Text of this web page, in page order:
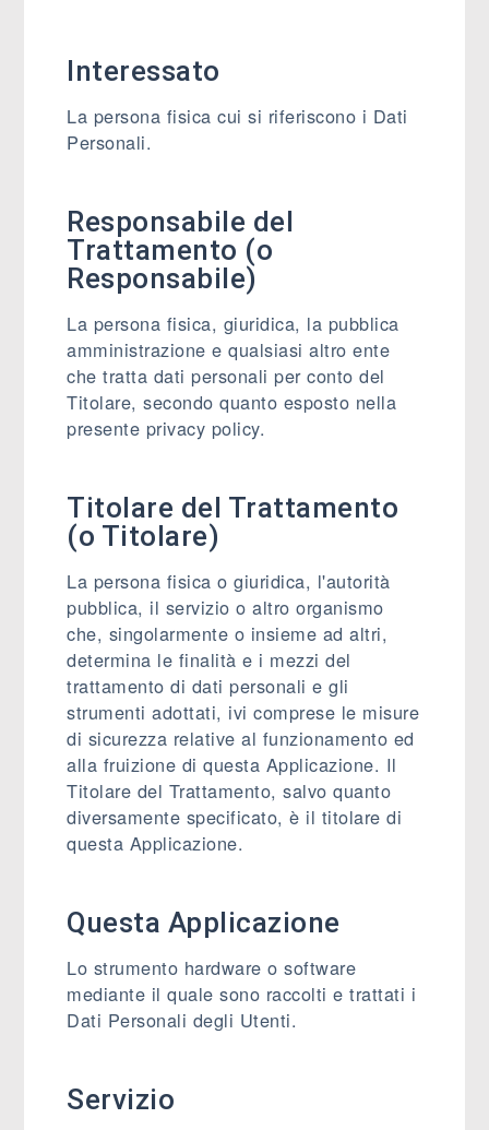
Interessato
La persona fisica cui si riferiscono i Dati
Personali.
Responsabile del
Trattamento (o
Responsabile)
La persona fisica, giuridica, la pubblica
amministrazione e qualsiasi altro ente
che tratta dati personali per conto del
Titolare, secondo quanto esposto nella
presente privacy policy.
Titolare del Trattamento
(o Titolare)
La persona fisica o giuridica, l'autorità
pubblica, il servizio o altro organismo
che, singolarmente o insieme ad altri,
determina le finalità e i mezzi del
trattamento di dati personali e gli
strumenti adottati, ivi comprese le misure
di sicurezza relative al funzionamento ed
alla fruizione di questa Applicazione. Il
Titolare del Trattamento, salvo quanto
diversamente specificato, è il titolare di
questa Applicazione.
Questa Applicazione
Lo strumento hardware o software
mediante il quale sono raccolti e trattati i
Dati Personali degli Utenti.
Servizio